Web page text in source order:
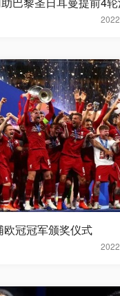
冠冠军颁奖仪式